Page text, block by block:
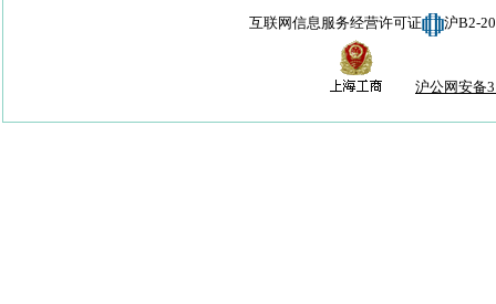
互联网信息服务经营许可证 沪B2-
沪公网安备